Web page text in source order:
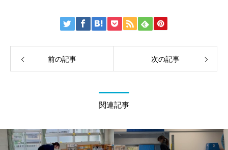
前の記事 次の記事
関連記事